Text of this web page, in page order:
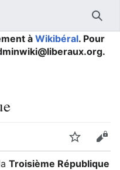
à Wikibéral. Pour
Suivre
Troisième République